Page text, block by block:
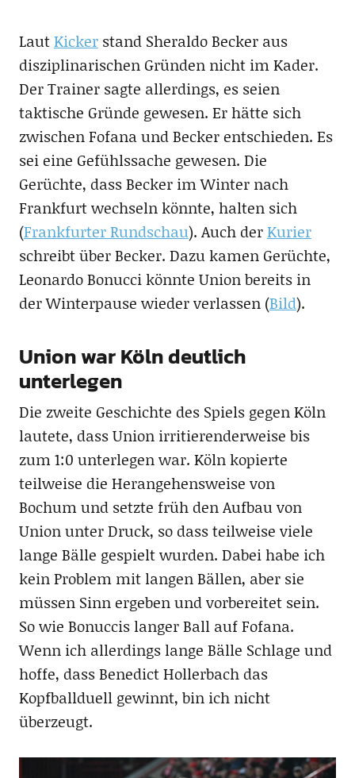
LautKickerstand Sheraldo Becker aus
disziplinarischen Gründen nicht im Kader.
Der Trainer sagte allerdings, es seien
taktische Gründe gewesen. Er hätte sich
zwischen Fofana und Becker entschieden. Es
sei eine Gefühlssache gewesen. Die
Gerüchte, dass Becker im Winter nach
Frankfurt wechseln könnte, halten sich
(Frankfurter Rundschau). Auch derKurier
schreibt über Becker. Dazu kamen Gerüchte,
Leonardo Bonucci könnte Union bereits in
der Winterpause wieder verlassen (Bild).
Union war Köln deutlich
unterlegen
Die zweite Geschichte des Spiels gegen Köln
lautete, dass Union irritierenderweise bis
zum 1:0 unterlegen war. Köln kopierte
teilweise die Herangehensweise von
Bochum und setzte früh den Aufbau von
Union unter Druck, so dass teilweise viele
lange Bälle gespielt wurden. Dabei habe ich
kein Problem mit langen Bällen, aber sie
müssen Sinn ergeben und vorbereitet sein.
So wie Bonuccis langer Ball auf Fofana.
Wenn ich allerdings lange Bälle Schlage und
hoffe, dass Benedict Hollerbach das
Kopfballduell gewinnt, bin ich nicht
überzeugt.